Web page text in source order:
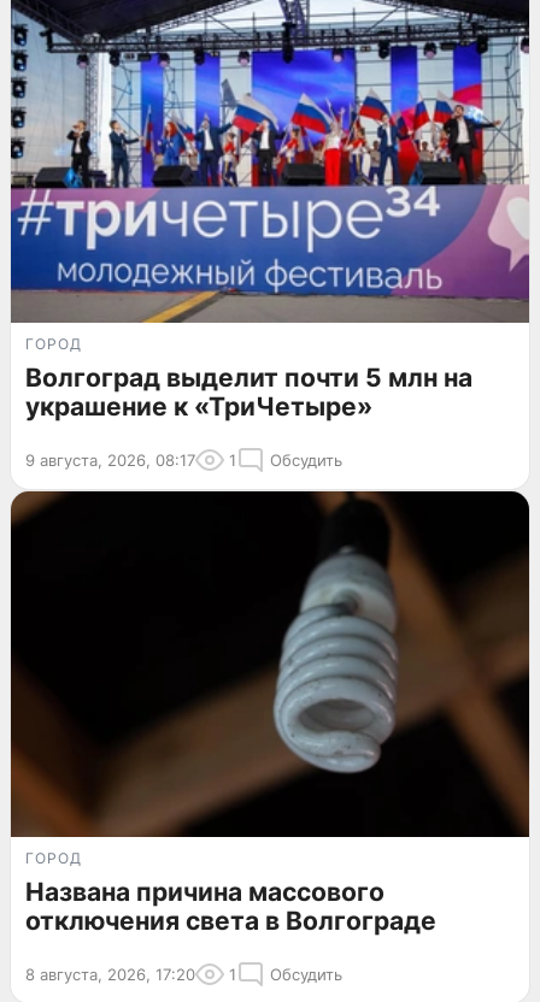
ГОРОД
Волгоград выделит почти 5 млн на
украшение к «ТриЧетыре»
9 августа, 2026, 08:17 1 Обсудить
ГОРОД
Названа причина массового
отключения света в Волгограде
8 августа, 2026, 17:20 1 Обсудить